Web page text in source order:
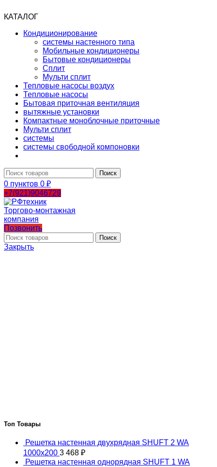
КАТАЛОГ
Кондиционирование
системы настенного типа
Мобильные кондиционеры
Бытовые кондиционеры
Сплит
Мульти сплит
Тепловые насосы воздух
Тепловые насосы
Бытовая приточная вентиляция
вытяжные установки
Компактные моноблочные приточные
Мульти сплит
системы
системы свободной компоновки
Поиск
0 пунктов 0 ₽
+7(921)9046729
Позвонить
Поиск
Закрыть
Топ Товары
Решетка настенная двухрядная SHUFT 2 WA
1000x200 3 468 ₽
Решетка настенная однорядная SHUFT 1 WA